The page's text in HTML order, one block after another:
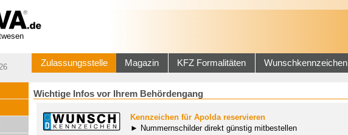
Zulassungsstelle Magazin KFZ Formalitäten Wunschkennzeichen
Wichtige Infos vor Ihrem Behördengang
Kennzeichen für Apolda reservieren
► Nummernschilder direkt günstig mitbestellen